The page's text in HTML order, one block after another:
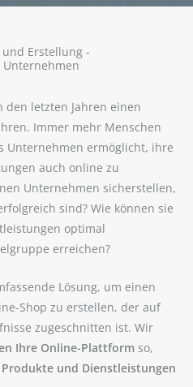
Erstellung -
den letzten Jahren einen
Immer mehr Menschen
Unternehmen ermöglicht, ihre
auch online zu
Unternehmen sicherstellen,
sind? Wie können sie
optimal
erreichen?
Lösung, um einen
Shop zu erstellen, der auf
zugeschnitten ist. Wir
Ihre Online-Plattform so,
und Dienstleistungen